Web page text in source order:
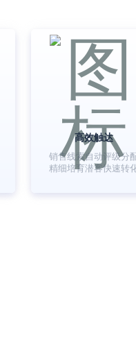
高效触达
销售线索自动评级分
精细培育潜客快速转